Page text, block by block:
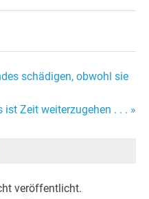
schädigen, obwohl sie
ist Zeit weiterzugehen . . . »
veröffentlicht.